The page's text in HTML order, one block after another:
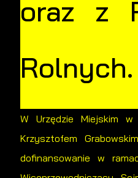
oraz z
Rolnych.
W Urzędzie Miejskim w
Krzysztofem
dofinansowanie w